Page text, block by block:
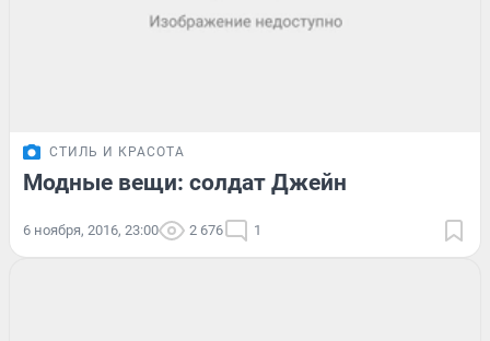
СТИЛЬ И КРАСОТА
Модные вещи: солдат Джейн
6 ноября, 2016, 23:00 2 676 1